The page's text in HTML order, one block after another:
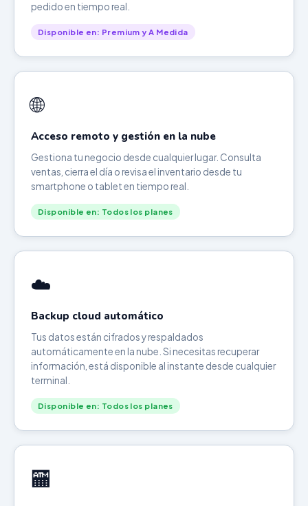
pedido en tiempo real.
Disponible en: Premium y A Medida
🌐
Acceso remoto y gestión en la nube
Gestiona tu negocio desde cualquier lugar. Consulta
ventas, cierra el día o revisa el inventario desde tu
smartphone o tablet en tiempo real.
Disponible en: Todos los planes
☁️
Backup cloud automático
Tus datos están cifrados y respaldados
automáticamente en la nube. Si necesitas recuperar
información, está disponible al instante desde cualquier
terminal.
Disponible en: Todos los planes
🏧